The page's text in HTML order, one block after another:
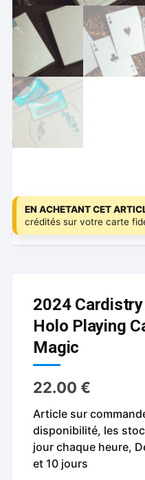
EN ACHETANT CET
crédités sur votre carte
2024
Holo Playing
Magic
22.00€
Article sur
disponibilité, les
jour chaque heure,
et 10 jours